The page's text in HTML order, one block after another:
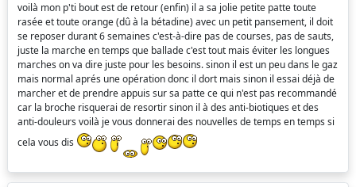
voilà mon p'ti bout est de retour (enfin) il a sa jolie petite patte toute
rasée et toute orange (dû à la bétadine) avec un petit pansement, il doit
se reposer durant 6 semaines c'est-à-dire pas de courses, pas de sauts,
juste la marche en temps que ballade c'est tout mais éviter les longues
marches on va dire juste pour les besoins. sinon il est un peu dans le gaz
mais normal aprés une opération donc il dort mais sinon il essai déjà de
marcher et de prendre appuis sur sa patte ce qui n'est pas recommandé
car la broche risquerai de resortir sinon il à des anti-biotiques et des
anti-douleurs voilà je vous donnerai des nouvelles de temps en temps si
cela vous dis